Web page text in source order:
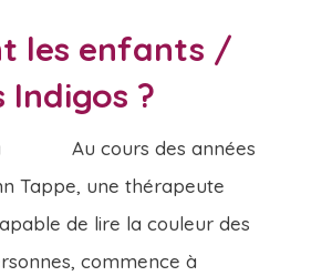
les enfants /
Indigos ?
Au cours des années
Tappe, une thérapeute
de lire la couleur des
commence à